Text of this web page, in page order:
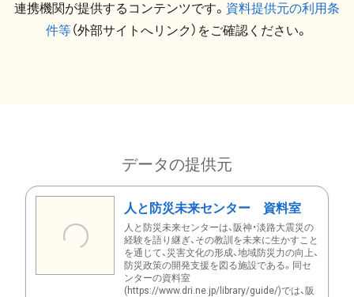
連携機関が提供するコンテンツです。 資料提供元の利用条
件等（外部サイトへリンク）をご確認ください。
データの提供元
人と防災未来センター 資料室
人と防災未来センターは、阪神・淡路大震災の
経験を語り継ぎ、その教訓を未来に生かすこと
を通じて、災害文化の形成、地域防災力の向上、
防災政策の開発支援を図る施設である。同セ
ンターの資料室
(https://www.dri.ne.jp/library/guide/)では、阪